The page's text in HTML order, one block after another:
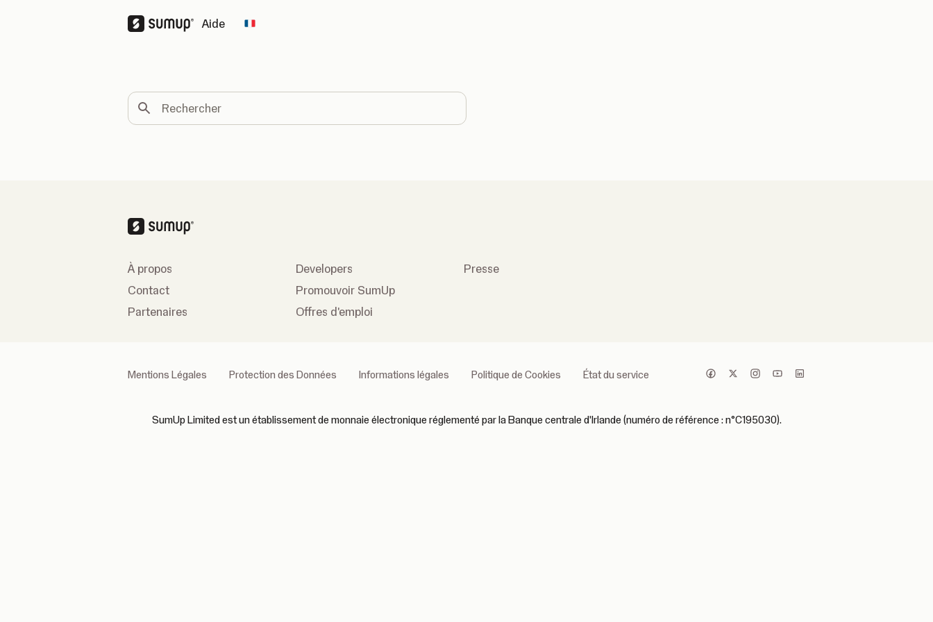
Aide Change country
Rechercher
À propos
Contact
Partenaires
Developers
Promouvoir SumUp
Offres d'emploi
Presse
Mentions Légales Protection des Données Informations légales Politique de Cookies État du service
SumUp Limited est un établissement de monnaie électronique réglementé par la Banque centrale d'Irlande (numéro de référence : n°C195030).